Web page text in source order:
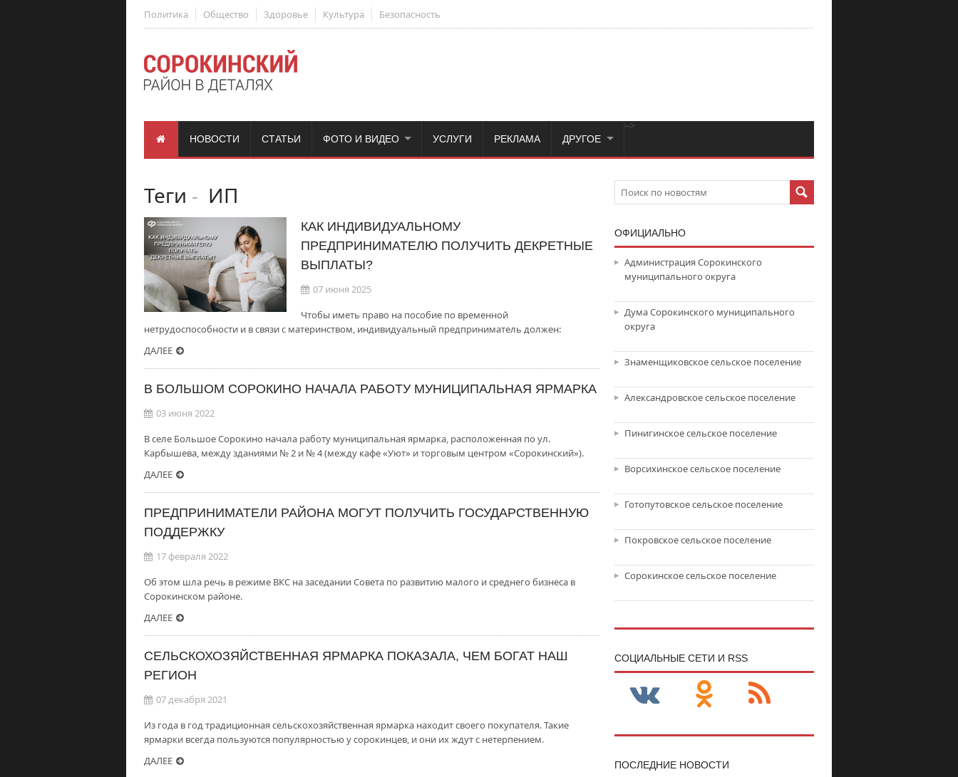
Политика Общество Здоровье Культура Безопасность
НОВОСТИ СТАТЬИ
-->
ФОТО И ВИДЕО УСЛУГИ РЕКЛАМА ДРУГОЕ
Теги - ИП
КАК ИНДИВИДУАЛЬНОМУ
ПРЕДПРИНИМАТЕЛЮ ПОЛУЧИТЬ ДЕКРЕТНЫЕ
ВЫПЛАТЫ?
07 июня 2025
Чтобы иметь право на пособие по временной
нетрудоспособности и в связи с материнством, индивидуальный предприниматель должен:
ДАЛЕЕ
В БОЛЬШОМ СОРОКИНО НАЧАЛА РАБОТУ МУНИЦИПАЛЬНАЯ ЯРМАРКА
03 июня 2022
В селе Большое Сорокино начала работу муниципальная ярмарка, расположенная по ул.
Карбышева, между зданиями № 2 и № 4 (между кафе «Уют» и торговым центром «Сорокинский»).
ДАЛЕЕ
ПРЕДПРИНИМАТЕЛИ РАЙОНА МОГУТ ПОЛУЧИТЬ ГОСУДАРСТВЕННУЮ
ПОДДЕРЖКУ
17 февраля 2022
Об этом шла речь в режиме ВКС на заседании Совета по развитию малого и среднего бизнеса в
Сорокинском районе.
ДАЛЕЕ
СЕЛЬСКОХОЗЯЙСТВЕННАЯ ЯРМАРКА ПОКАЗАЛА, ЧЕМ БОГАТ НАШ
РЕГИОН
07 декабря 2021
Из года в год традиционная сельскохозяйственная ярмарка находит своего покупателя. Такие
ярмарки всегда пользуются популярностью у сорокинцев, и они их ждут с нетерпением.
ДАЛЕЕ
ОФИЦИАЛЬНО
Администрация Сорокинского
муниципального округа
Дума Сорокинского муниципального
округа
Знаменщиковское сельское поселение
Александровское сельское поселение
Пинигинское сельское поселение
Ворсихинское сельское поселение
Готопутовское сельское поселение
Покровское сельское поселение
Сорокинское сельское поселение
CОЦИАЛЬНЫЕ СЕТИ И RSS
ПОСЛЕДНИЕ НОВОСТИ